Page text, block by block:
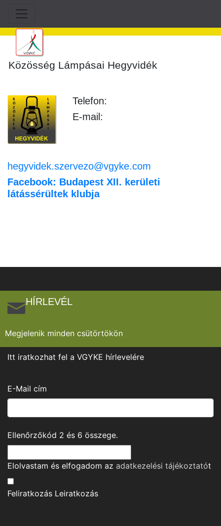
Közösség Lámpásai Hegyvidék
Telefon:
E-mail:
hegyvidek.szervezo@vgyke.com
Facebook: Budapest XII. kerületi
látássérültek klubja
HÍRLEVÉL
Megjelenik minden csütörtökön
Itt iratkozhat fel a VGYKE hírlevelére
E-Mail cím
Ellenőrzőkód 2 és 6 összege.
Elolvastam és elfogadom az adatkezelési tájékoztatót
Feliratkozás Leiratkozás